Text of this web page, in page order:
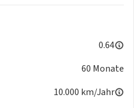
0.64
60 Monate
10.000 km/Jahr